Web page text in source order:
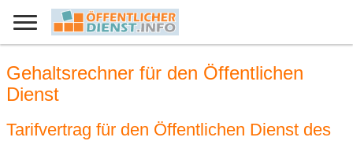
Gehaltsrechner für den Öffentlichen
Dienst
Tarifvertrag für den Öffentlichen Dienst des